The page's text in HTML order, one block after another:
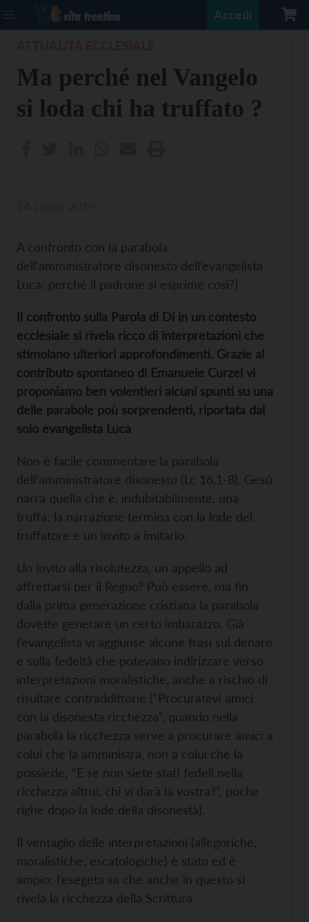
Accedi
Ma perché nel Vangelo
si loda chi ha truffato ?
A confronto con la parabola
dell’amministratore disonesto dell’evangelista
Luca: perché il padrone si esprime così?]
Il confronto sulla Parola di Di in un contesto
ecclesiale si rivela ricco di interpretazioni che
stimolano ulteriori approfondimenti. Grazie al
contributo spontaneo di Emanuele Curzel vi
proponiamo ben volentieri alcuni spunti su una
delle parabole poù sorprendenti, riportata dal
solo evangelista Luca
Non è facile commentare la parabola
dell’amministratore disonesto (Lc 16,1-8). Gesù
narra quella che è, indubitabilmente, una
truffa; la narrazione termina con la lode del
truffatore e un invito a imitarlo.
Un invito alla risolutezza, un appello ad
affrettarsi per il Regno? Può essere, ma fin
dalla prima generazione cristiana la parabola
dovette generare un certo imbarazzo. Già
l’evangelista vi aggiunse alcune frasi sul denaro
e sulla fedeltà che potevano indirizzare verso
interpretazioni moralistiche, anche a rischio di
risultare contraddittorie (“Procuratevi amici
con la disonesta ricchezza”, quando nella
parabola la ricchezza serve a procurare amici a
colui che la amministra, non a colui che la
possiede; “E se non siete stati fedeli nella
ricchezza altrui, chi vi darà la vostra?”, poche
righe dopo la lode della disonestà).
Il ventaglio delle interpretazioni (allegoriche,
moralistiche, escatologiche) è stato ed è
ampio: l’esegeta sa che anche in questo si
rivela la ricchezza della Scrittura.